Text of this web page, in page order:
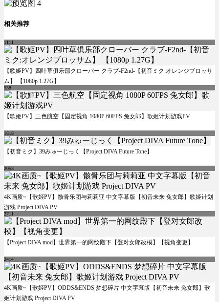
相关推荐
1111
【歌姬PV】四叶草俱乐部クローバー クラブ-F2nd-【初音ミク:オレンジブロッサ
ム】 【1080p 1.27G】
558
【歌姬PV】三色航空【固定视角 1080P 60FPS 兔女郎】歌姬计划游戏PV
1618
【初音ミク】39みゅーじっく【Project DIVA Future Tone】
2053
4K画质~【歌姬PV】骸骨乐团与莉莉亚 中文字幕版【初音未来 兔女郎】歌姬计划
游戏 Project DIVA PV
2711
【Project DIVA mod】世界第一的网纹殿下【登对女郎改模】【视角变更】
2414
4K画质~【歌姬PV】ODDS&ENDS 梦想碎片 中文字幕版【初音未来 兔女郎】歌
姬计划游戏 Project DIVA PV